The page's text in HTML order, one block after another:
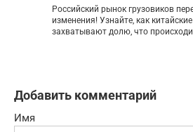
Российский рынок грузовиков
изменения! Узнайте, как
захватывают долю, что
Добавить комментарий
Имя